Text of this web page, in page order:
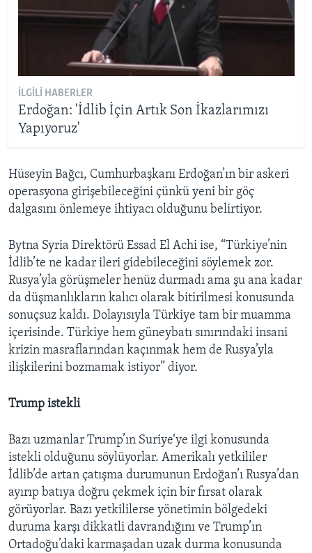
İLGILI HABERLER
Erdoğan: 'İdlib İçin Artık Son İkazlarımızı
Yapıyoruz'
Hüseyin Bağcı, Cumhurbaşkanı Erdoğan’ın bir askeri
operasyona girişebileceğini çünkü yeni bir göç
dalgasını önlemeye ihtiyacı olduğunu belirtiyor.
Bytna Syria Direktörü Essad El Achi ise, “Türkiye’nin
İdlib’te ne kadar ileri gidebileceğini söylemek zor.
Rusya’yla görüşmeler henüz durmadı ama şu ana kadar
da düşmanlıkların kalıcı olarak bitirilmesi konusunda
sonuçsuz kaldı. Dolayısıyla Türkiye tam bir muamma
içerisinde. Türkiye hem güneybatı sınırındaki insani
krizin masraflarından kaçınmak hem de Rusya’yla
ilişkilerini bozmamak istiyor” diyor.
Trump istekli
Bazı uzmanlar Trump’ın Suriye‘ye ilgi konusunda
istekli olduğunu söylüyorlar. Amerikalı yetkililer
İdlib’de artan çatışma durumunun Erdoğan’ı Rusya’dan
ayırıp batıya doğru çekmek için bir fırsat olarak
görüyorlar. Bazı yetkililerse yönetimin bölgedeki
duruma karşı dikkatli davrandığını ve Trump’ın
Ortadoğu’daki karmaşadan uzak durma konusunda